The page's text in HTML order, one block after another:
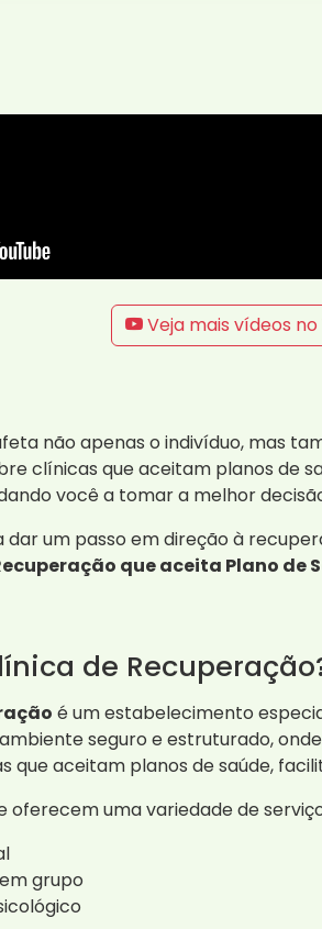
Veja mais vídeos
não apenas o indivíduo, mas
clínicas que aceitam planos de
você a tomar a melhor
um passo em direção à
que aceita Plano de
de
é um estabelecimento
seguro e estruturado,
que aceitam planos de saúde,
oferecem uma variedade de
grupo